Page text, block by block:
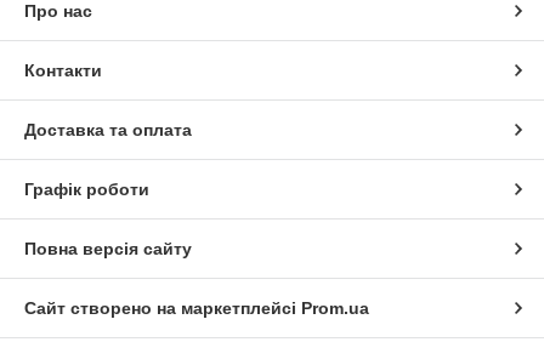
Про нас
Контакти
Доставка та оплата
Графік роботи
Повна версія сайту
Сайт створено на маркетплейсі Prom.ua